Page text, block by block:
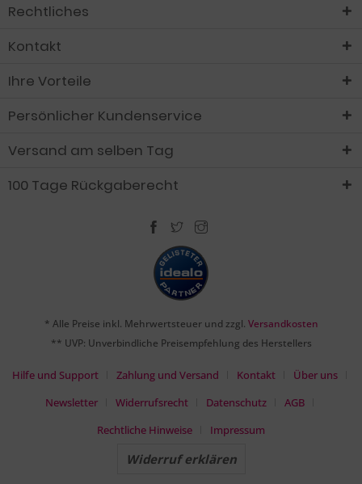
Rechtliches
Kontakt
Ihre Vorteile
Persönlicher Kundenservice
Versand am selben Tag
100 Tage Rückgaberecht
* Alle Preise inkl. Mehrwertsteuer und zzgl. Versandkosten
** UVP: Unverbindliche Preisempfehlung des Herstellers
Hilfe und Support Zahlung und Versand Kontakt
Über uns
Newsletter
Widerrufsrecht Datenschutz
AGB
Rechtliche Hinweise
Impressum
Widerruf erklären